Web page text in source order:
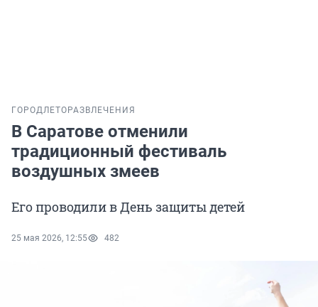
ГОРОДЛЕТО РАЗВЛЕЧЕНИЯ
В Саратове отменили
традиционный фестиваль
воздушных змеев
Его проводили в День защиты детей
25 мая 2026, 12:55 482